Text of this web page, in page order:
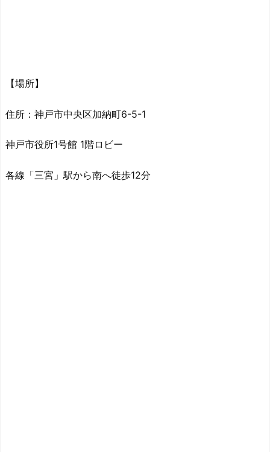
【場所】
住所：神戸市中央区加納町6-5-1
神戸市役所1号館 1階ロビー
各線「三宮」駅から南へ徒歩12分